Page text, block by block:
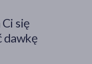
się
dawkę